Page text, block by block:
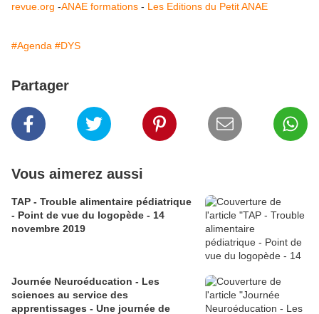
revue.org -ANAE formations - Les Editions du Petit ANAE
#Agenda #DYS
Partager
Vous aimerez aussi
TAP - Trouble alimentaire pédiatrique
- Point de vue du logopède - 14
novembre 2019
Journée Neuroéducation - Les
sciences au service des
apprentissages - Une journée de